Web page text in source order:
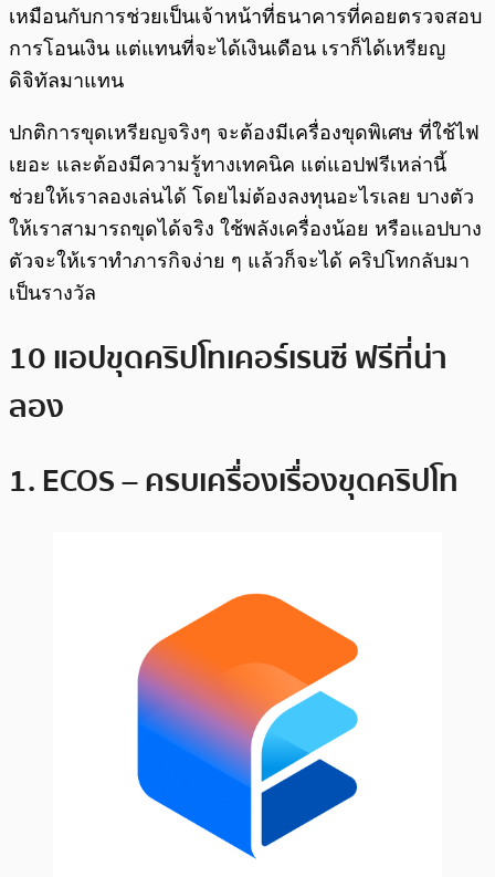
เหมือนกับการช่วยเป็นเจ้าหน้าที่ธนาคารที่คอยตรวจสอบ
การโอนเงิน แต่แทนที่จะได้เงินเดือน เราก็ได้เหรียญ
ดิจิทัลมาแทน
ปกติการขุดเหรียญจริงๆ จะต้องมีเครื่องขุดพิเศษ ที่ใช้ไฟ
เยอะ และต้องมีความรู้ทางเทคนิค แต่แอปฟรีเหล่านี้
ช่วยให้เราลองเล่นได้ โดยไม่ต้องลงทุนอะไรเลย บางตัว
ให้เราสามารถขุดได้จริง ใช้พลังเครื่องน้อย หรือแอปบาง
ตัวจะให้เราทำภารกิจง่าย ๆ แล้วก็จะได้ คริปโทกลับมา
เป็นรางวัล
10 แอปขุดคริปโทเคอร์เรนซี ฟรีที่น่า
ลอง
1. ECOS – ครบเครื่องเรื่องขุดคริปโท